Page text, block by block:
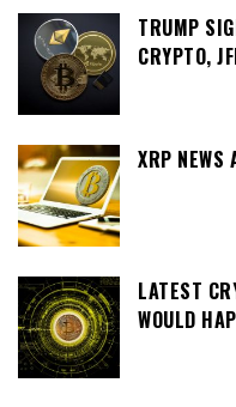
TRUMP
CRYPTO,
XRP NEWS
LATEST
WOULD